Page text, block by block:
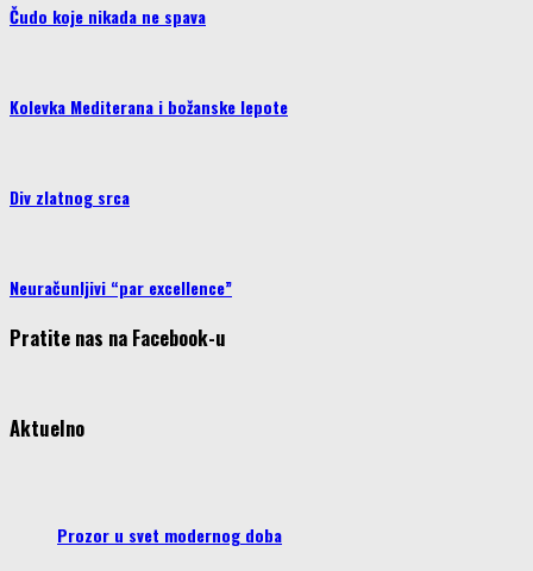
Čudo koje nikada ne spava
Kolevka Mediterana i božanske lepote
Div zlatnog srca
Neuračunljivi “par excellence”
Pratite nas na Facebook-u
Aktuelno
Prozor u svet modernog doba